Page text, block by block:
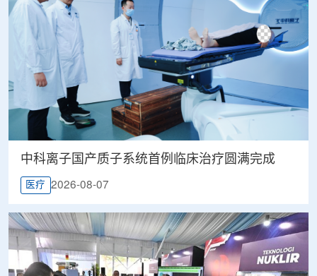
中科离子国产质子系统首例临床治疗圆满完成
医疗 2026-08-07